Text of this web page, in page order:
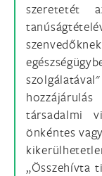
szeretetét
társadalmi
önkéntes
„Összehívta